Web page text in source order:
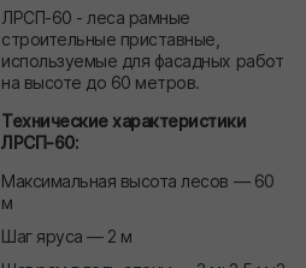
ЛРСП-60 - леса рамные
строительные приставные,
используемые для фасадных работ
на высоте до 60 метров.
Технические характеристики
ЛРСП-60:
Максимальная высота лесов — 60
м
Шаг яруса — 2 м